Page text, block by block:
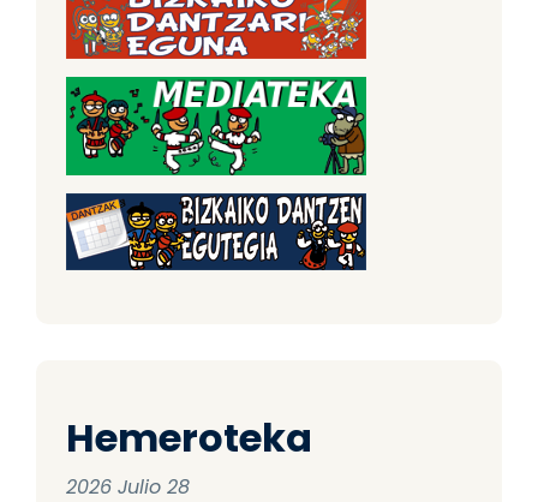
Hemeroteka
2026 Julio 28